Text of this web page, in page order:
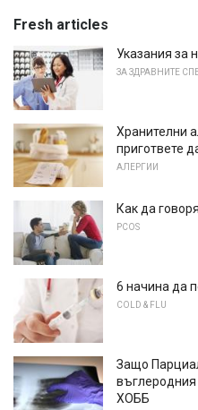
Fresh articles
Указания за
ЗА ЗДРАВНИТЕ
Хранителни
пригответе
АЛЕРГИИ
Как да
PCOS
6 начина да
COLD & FLU
Защо
въглеродния
ХОББ